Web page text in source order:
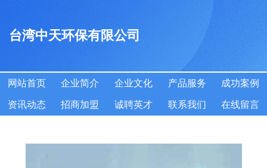
台湾中天环保有限公司
网站首页 企业简介 企业文化 产品服务 成功案例
资讯动态 招商加盟 诚聘英才 联系我们 在线留言